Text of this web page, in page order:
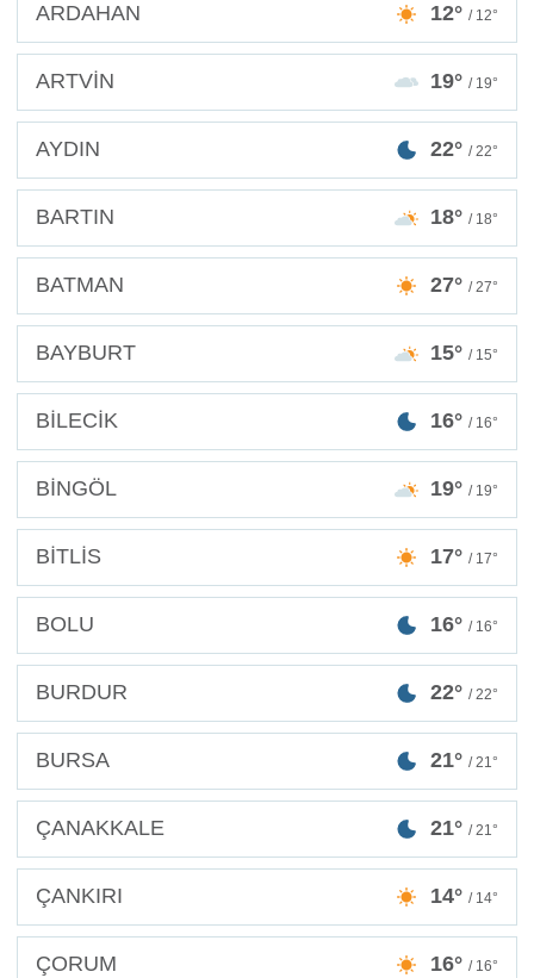
ARDAHAN 12° / 12°
ARTVİN 19° / 19°
AYDIN 22° / 22°
BARTIN 18° / 18°
BATMAN 27° / 27°
BAYBURT 15° / 15°
BİLECİK 16° / 16°
BİNGÖL 19° / 19°
BİTLİS 17° / 17°
BOLU 16° / 16°
BURDUR 22° / 22°
BURSA 21° / 21°
ÇANAKKALE 21° / 21°
ÇANKIRI 14° / 14°
ÇORUM 16° / 16°